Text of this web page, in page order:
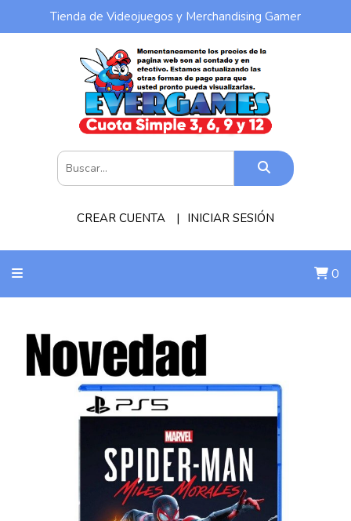
Tienda de Videojuegos y Merchandising Gamer
CREAR CUENTA INICIAR SESIÓN
0